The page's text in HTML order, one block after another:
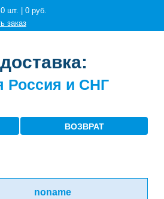
0шт. | 0руб.
заказ
доставка:
Россия и СНГ
ВОЗВРАТ
noname